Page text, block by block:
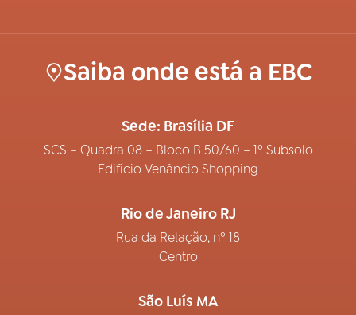
Saiba onde está a EBC
Sede: Brasília DF
SCS – Quadra 08 – Bloco B 50/60 – 1º Subsolo
Edifício Venâncio Shopping
Rio de Janeiro RJ
Rua da Relação, nº 18
Centro
São Luís MA